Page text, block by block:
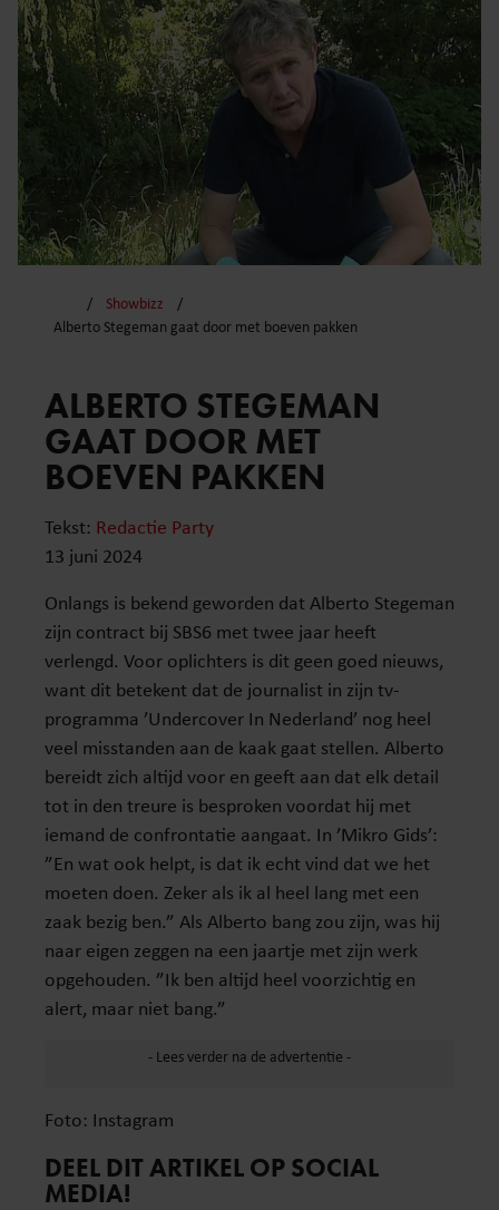
Showbizz
Alberto Stegeman gaat door met boeven pakken
ALBERTO STEGEMAN
GAAT DOOR MET
BOEVEN PAKKEN
Tekst: Redactie Party
13 juni 2024
Onlangs is bekend geworden dat Alberto Stegeman
zijn contract bij SBS6 met twee jaar heeft
verlengd. Voor oplichters is dit geen goed nieuws,
want dit betekent dat de journalist in zijn tv-
programma ’Undercover In Nederland’ nog heel
veel misstanden aan de kaak gaat stellen. Alberto
bereidt zich altijd voor en geeft aan dat elk detail
tot in den treure is besproken voordat hij met
iemand de confrontatie aangaat. In ’Mikro Gids’:
”En wat ook helpt, is dat ik echt vind dat we het
moeten doen. Zeker als ik al heel lang met een
zaak bezig ben.” Als Alberto bang zou zijn, was hij
naar eigen zeggen na een jaartje met zijn werk
opgehouden. ”Ik ben altijd heel voorzichtig en
alert, maar niet bang.”
Foto: Instagram
DEEL DIT ARTIKEL OP SOCIAL
MEDIA!